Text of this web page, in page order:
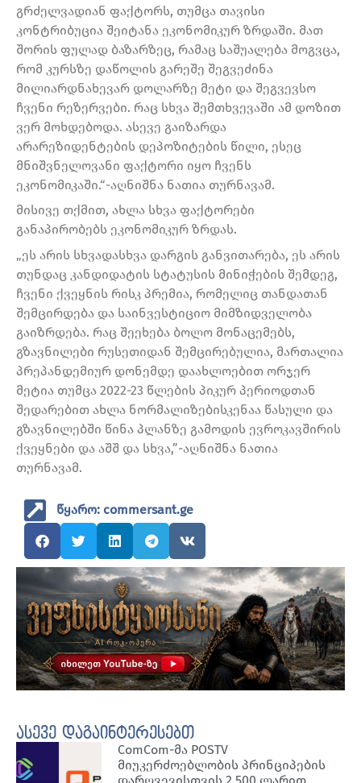
გრძელვადიან ფაქტორს, თუმცა თავისი
კონტრიბუცია შეიტანა ეკონომიკურ ზრდაში. მათ
შორის ფულად ბაზარზეც, რამაც საშუალება მოგვცა,
რომ კურსზე დაწოლის გარეშე შეგვეძინა
მილიარდნახევარ დოლარზე მეტი და შეგვევსო
ჩვენი რეზერვები. რაც სხვა შემთხვევაში ამ დოზით
ვერ მოხდებოდა. ასევე გაიზარდა
არარეზიდენტების დეპოზიტების წილი, ესეც
მნიშვნელოვანი ფაქტორი იყო ჩვენს
ეკონომიკაში.“-აღნიშნა ნათია თურნავამ.
მისივე თქმით, ახლა სხვა ფაქტორები
განაპირობებს ეკონომიკურ ზრდას.
„ეს არის სხვადასხვა დარგის განვითარება, ეს არის
თუნდაც კანდიდატის სტატუსის მინიჭების შემდეგ,
ჩვენი ქვეყნის რისკ პრემია, რომელიც თანდათან
შემცირდება და საინვესტიციო მიმზიდველობა
გაიზრდება. რაც შეეხება ბოლო მონაცემებს,
გზავნილები რუსეთიდან შემცირებულია, მართალია
პრეპანდემიურ დონემდე დაახლოებით ორჯერ
მეტია თუმცა 2022-23 წლების პიკურ პერიოდთან
შედარებით ახლა ნორმალიზებისკენაა წასული და
გზავნილებში წინა პლანზე გამოდის ევროკავშირის
ქვეყნები და აშშ და სხვა,”-აღნიშნა ნათია
თურნავამ.
წყარო: commersant.ge
ასევე დაგაინტერესებთ
ComCom-მა POSTV
მიუკერძოებლობის პრინციპების
დარღვევისთვის 2 500 ლარით